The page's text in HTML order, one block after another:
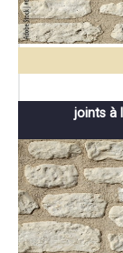
joints à